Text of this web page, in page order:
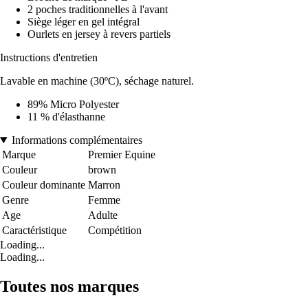
2 poches traditionnelles à l'avant
Siège léger en gel intégral
Ourlets en jersey à revers partiels
Instructions d'entretien
Lavable en machine (30ºC), séchage naturel.
89% Micro Polyester
11 % d'élasthanne
Informations complémentaires
Marque
Premier Equine
Couleur
brown
Couleur dominante Marron
Genre
Femme
Age
Adulte
Caractéristique
Compétition
Loading...
Loading...
Toutes nos marques